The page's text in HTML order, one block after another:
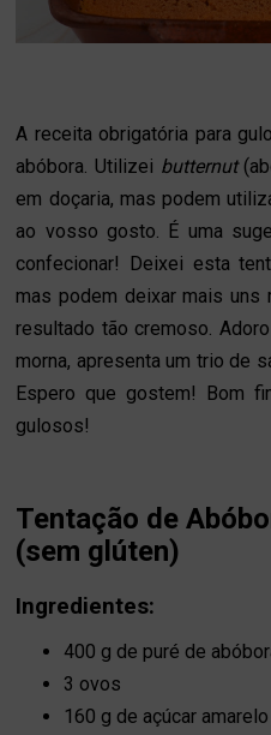
A receita obrigatória para
abóbora. Utilizei butternut
em doçaria, mas podem
ao vosso gosto. É uma
confecionar! Deixei esta
mas podem deixar mais uns
resultado tão cremoso.
morna, apresenta um trio de
Espero que gostem! Bom
gulosos!
Tentação de
(sem glúten)
Ingredientes:
400 g de puré de
3 ovos
160 g de açúcar amarelo